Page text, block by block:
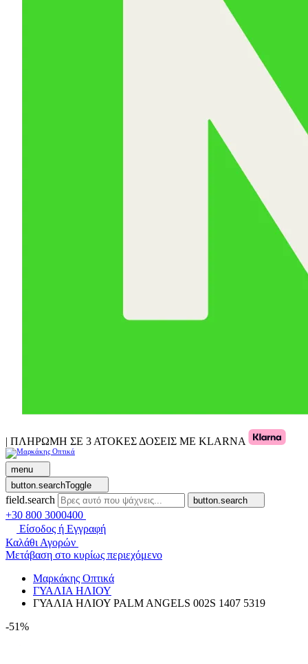
| ΠΛΗΡΩΜΗ ΣΕ 3 ΑΤΟΚΕΣ ΔΟΣΕΙΣ ΜΕ KLARNA
menu
button.searchToggle
field.search button.search
+30 800 3000400
Είσοδος ή Εγγραφή
Καλάθι Αγορών
Μετάβαση στο κυρίως περιεχόμενο
Μαρκάκης Οπτικά
ΓΥΑΛΙΑ ΗΛΙΟΥ
ΓΥΑΛΙΑ ΗΛΙΟΥ PALM ANGELS 002S 1407 5319
-51%